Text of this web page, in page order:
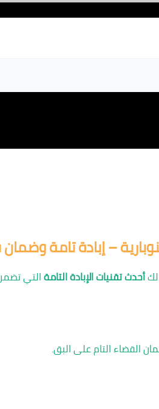
– إبادة تامة
لكأحدث تقنيات الإبادة التامةالتي
القضاء التام على البق.